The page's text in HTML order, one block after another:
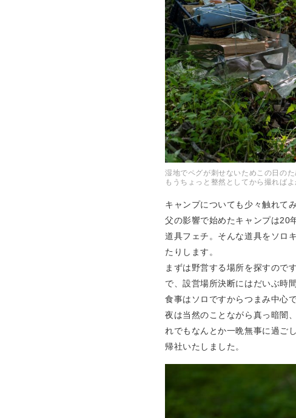
湿地でペグが刺せないためこの日の
もうちょっと整然としてから撮れば
キャンプについても少々触れて
父の影響で始めたキャンプは20
道具フェチ。そんな道具をソロ
たりします。
まずは野営する場所を探すので
で、設営場所決断にはだいぶ時
食事はソロですからつまみ中心
夜は当然のことながら真っ暗闇
れでもなんとか一晩無事に過ご
帰社いたしました。